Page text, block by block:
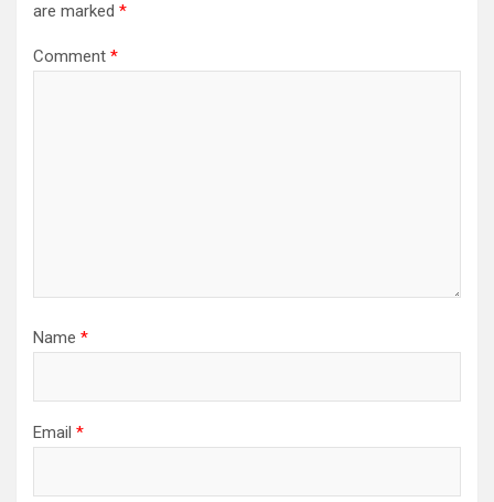
are marked *
Comment *
Name *
Email *